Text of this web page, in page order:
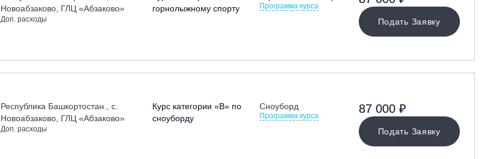
Новоабзаково, ГЛЦ «Абзаково»
Доп. расходы
горнолыжному спорту
Программа курса
Подать Заявку
Республика Башкортостан., с.
Новоабзаково, ГЛЦ «Абзаково»
Доп. расходы
Курс категории «В» по
сноуборду
Сноуборд
Программа курса
Подать Заявку
87 000 ₽